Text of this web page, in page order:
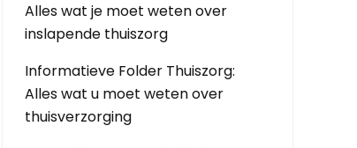
Alles wat je moet weten over
inslapende thuiszorg
Informatieve Folder Thuiszorg:
Alles wat u moet weten over
thuisverzorging